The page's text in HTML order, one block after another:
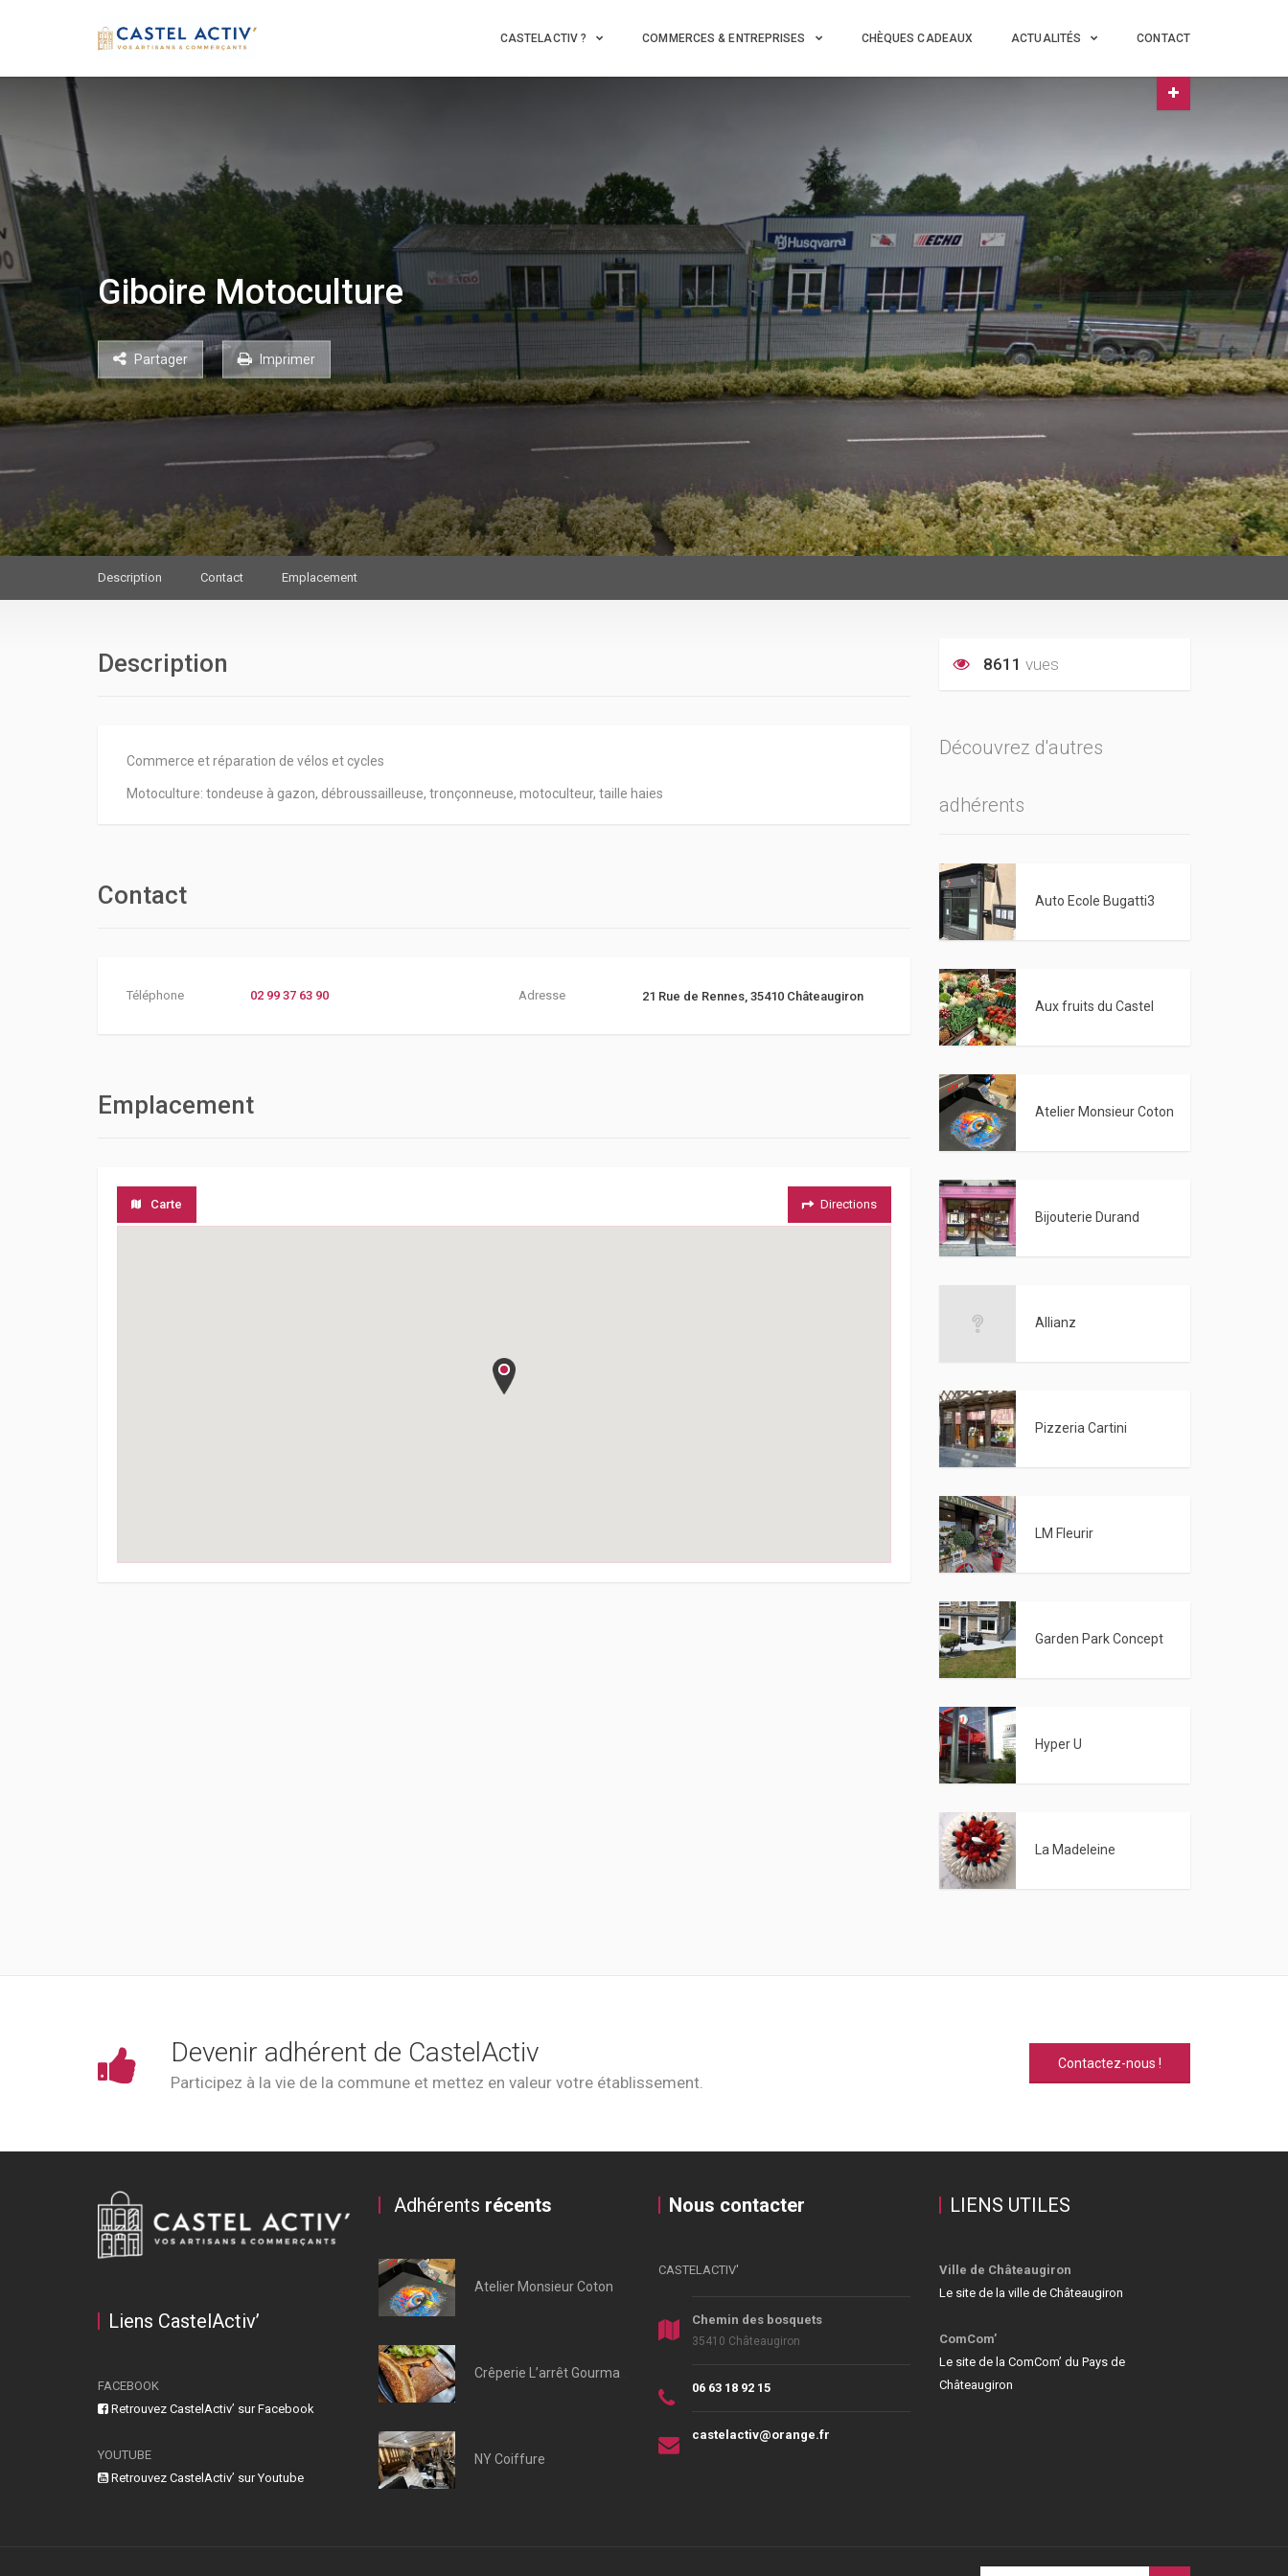
CASTELACTIV ? COMMERCES & ENTREPRISES CHÈQUES CADEAUX ACTUALITÉS CONTACT
Giboire Motoculture
Partager Imprimer
Description Contact Emplacement
Description
Commerce et réparation de vélos et cycles
Motoculture: tondeuse à gazon, débroussailleuse, tronçonneuse, motoculteur, taille haies
Contact
Téléphone 02 99 37 63 90 Adresse 21 Rue de Rennes, 35410 Châteaugiron
Emplacement
Carte Directions
8611 vues
Découvrez d'autres
adhérents
Auto Ecole Bugatti3
Aux fruits du Castel
Atelier Monsieur Coton
Bijouterie Durand
Allianz
Pizzeria Cartini
LM Fleurir
Garden Park Concept
Hyper U
La Madeleine
Devenir adhérent de CastelActiv
Participez à la vie de la commune et mettez en valeur votre établissement.
Contactez-nous !
Liens CastelActiv’
FACEBOOK
Retrouvez CastelActiv’ sur Facebook
YOUTUBE
Retrouvez CastelActiv’ sur Youtube
Adhérents récents
Atelier Monsieur Coton
NY Coiffure
Nous contacter
CASTELACTIV'
Chemin des bosquets
35410 Châteaugiron
06 63 18 92 15
castelactiv@orange.fr
LIENS UTILES
Ville de Châteaugiron
Le site de la ville de Châteaugiron
ComCom’
Le site de la ComCom’ du Pays de
Châteaugiron